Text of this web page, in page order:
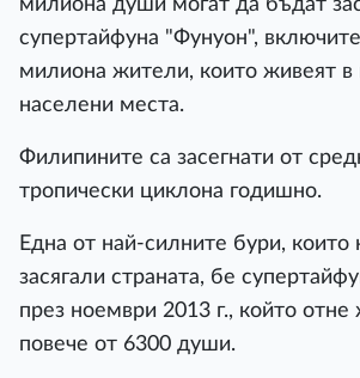
милиона души могат да бъдат
супертайфуна "Фунуон",
милиона жители, които живеят в
населени места.
Филипините са засегнати от
тропически циклона годишно.
Една от най-силните бури, които
засягали страната, бе
през ноември 2013 г., който отне
повече от 6300 души.